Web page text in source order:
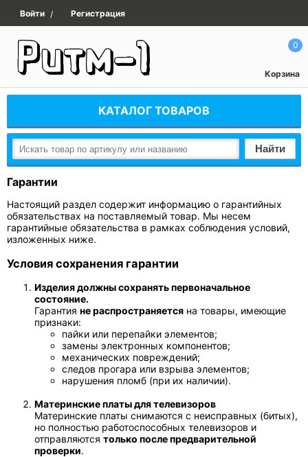
Войти / Регистрация
0
Корзина
КАТАЛОГ ТОВАРОВ
Найти
Гарантии
Настоящий раздел содержит информацию о гарантийных
обязательствах на поставляемый товар. Мы несем
гарантийные обязательства в рамках соблюдения условий,
изложенных ниже.
Условия сохранения гарантии
Изделия должны сохранять первоначальное
состояние.
Гарантия не распространяется на товары, имеющие
признаки:
пайки или перепайки элементов;
замены электронных компонентов;
механических повреждений;
следов прогара или взрыва элементов;
нарушения пломб (при их наличии).
Материнские платы для телевизоров
Материнские платы снимаются с неисправных (битых),
но полностью работоспособных телевизоров и
отправляются только после предварительной
проверки.